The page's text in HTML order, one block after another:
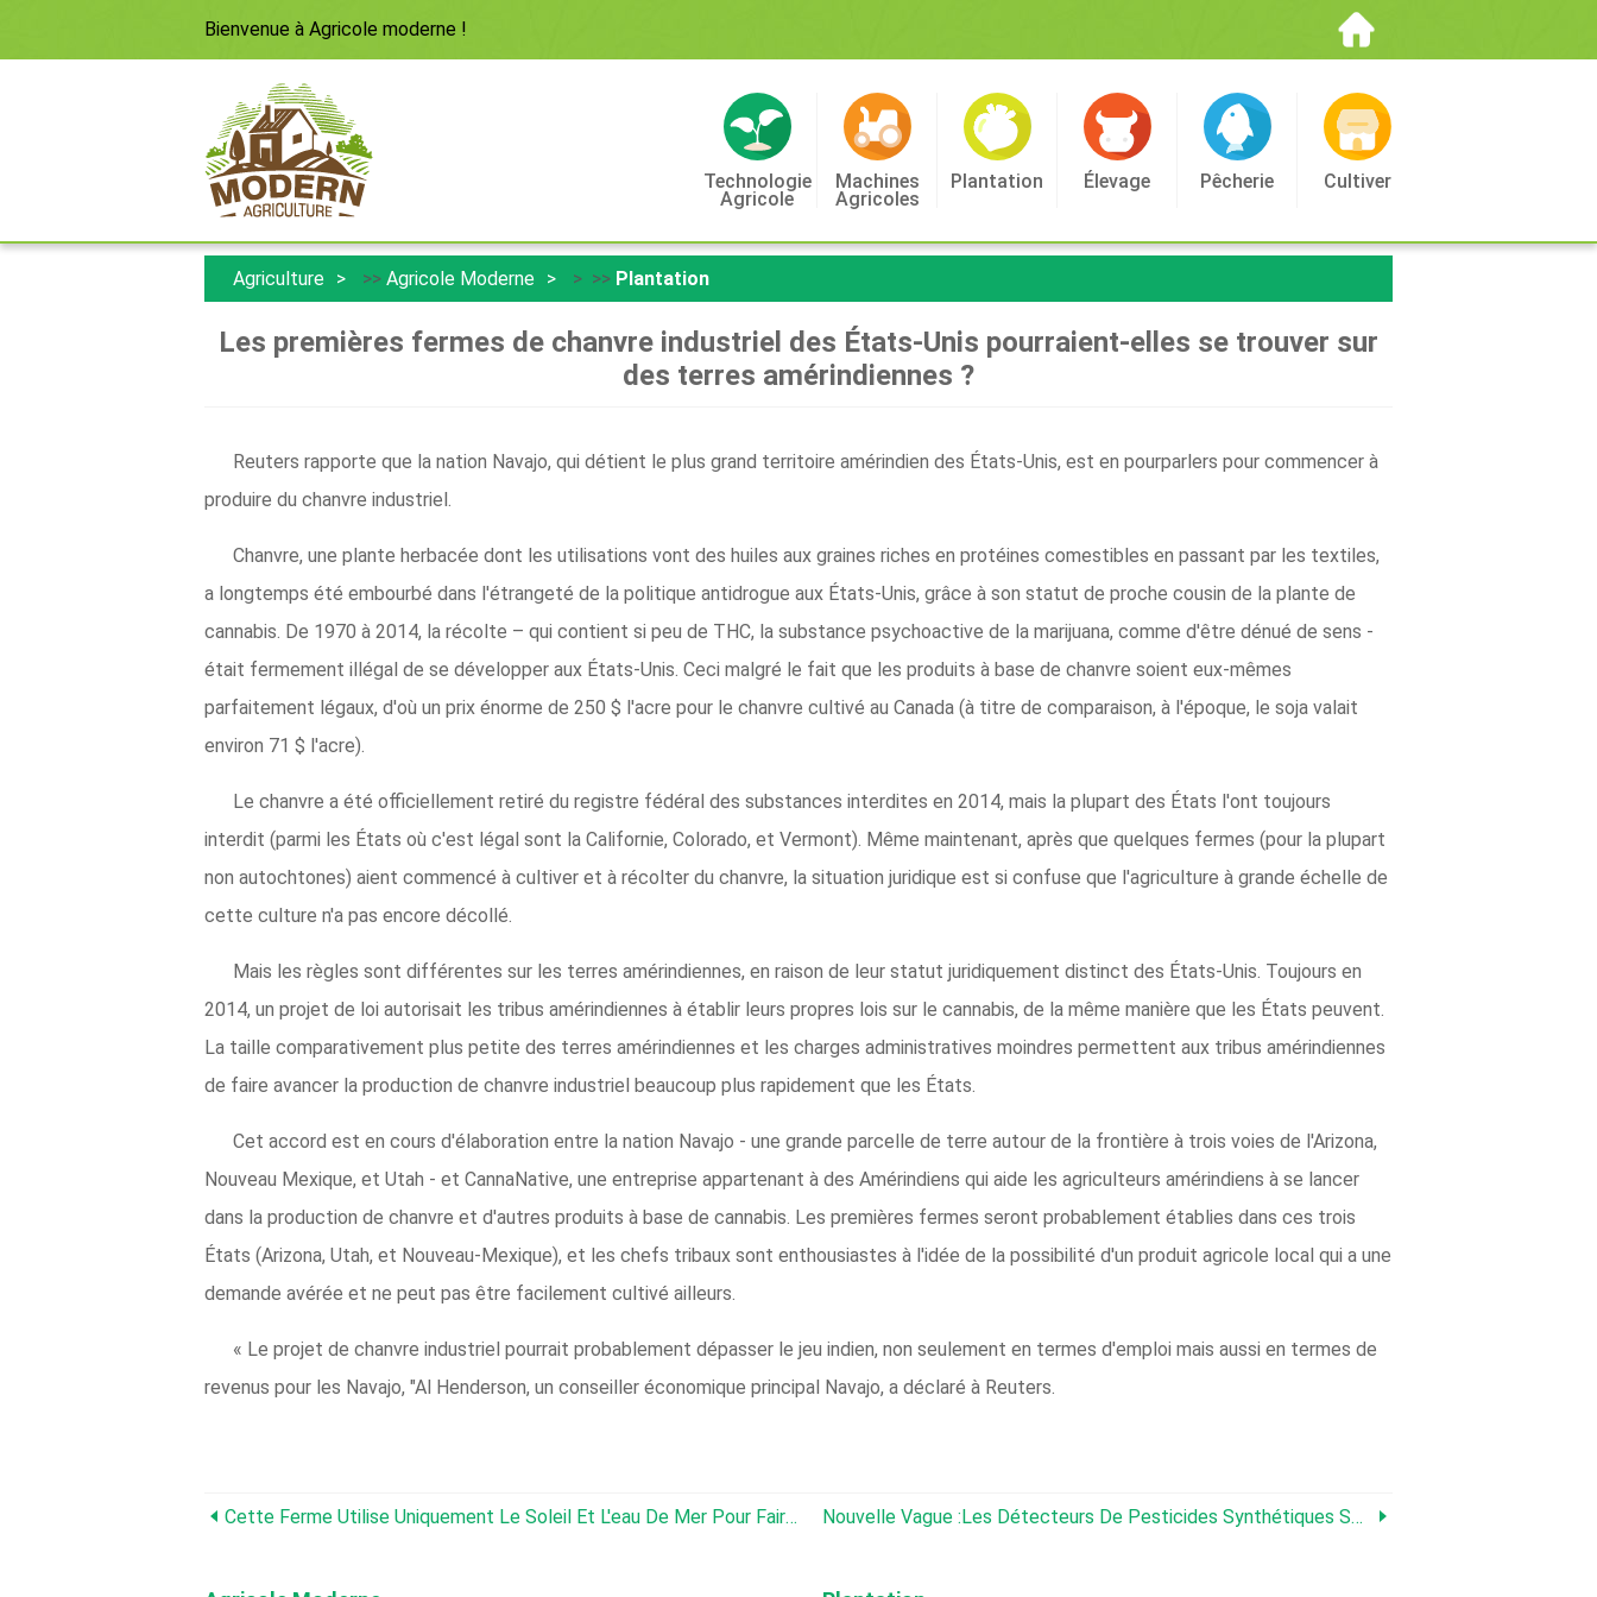
Bienvenue à Agricole moderne !
Technologie
Agricole
Machines
Agricoles
Plantation Élevage Pêcherie Cultiver
Agriculture >> Agricole Moderne > >> Plantation
Les premières fermes de chanvre industriel des États-Unis pourraient-elles se trouver sur
des terres amérindiennes ?
Reuters rapporte que la nation Navajo, qui détient le plus grand territoire amérindien des États-Unis, est en pourparlers pour commencer à
produire du chanvre industriel.
Chanvre, une plante herbacée dont les utilisations vont des huiles aux graines riches en protéines comestibles en passant par les textiles,
a longtemps été embourbé dans l'étrangeté de la politique antidrogue aux États-Unis, grâce à son statut de proche cousin de la plante de
cannabis. De 1970 à 2014, la récolte – qui contient si peu de THC, la substance psychoactive de la marijuana, comme d'être dénué de sens -
était fermement illégal de se développer aux États-Unis. Ceci malgré le fait que les produits à base de chanvre soient eux-mêmes
parfaitement légaux, d'où un prix énorme de 250 $ l'acre pour le chanvre cultivé au Canada (à titre de comparaison, à l'époque, le soja valait
environ 71 $ l'acre).
Le chanvre a été officiellement retiré du registre fédéral des substances interdites en 2014, mais la plupart des États l'ont toujours
interdit (parmi les États où c'est légal sont la Californie, Colorado, et Vermont). Même maintenant, après que quelques fermes (pour la plupart
non autochtones) aient commencé à cultiver et à récolter du chanvre, la situation juridique est si confuse que l'agriculture à grande échelle de
cette culture n'a pas encore décollé.
Mais les règles sont différentes sur les terres amérindiennes, en raison de leur statut juridiquement distinct des États-Unis. Toujours en
2014, un projet de loi autorisait les tribus amérindiennes à établir leurs propres lois sur le cannabis, de la même manière que les États peuvent.
La taille comparativement plus petite des terres amérindiennes et les charges administratives moindres permettent aux tribus amérindiennes
de faire avancer la production de chanvre industriel beaucoup plus rapidement que les États.
Cet accord est en cours d'élaboration entre la nation Navajo - une grande parcelle de terre autour de la frontière à trois voies de l'Arizona,
Nouveau Mexique, et Utah - et CannaNative, une entreprise appartenant à des Amérindiens qui aide les agriculteurs amérindiens à se lancer
dans la production de chanvre et d'autres produits à base de cannabis. Les premières fermes seront probablement établies dans ces trois
États (Arizona, Utah, et Nouveau-Mexique), et les chefs tribaux sont enthousiastes à l'idée de la possibilité d'un produit agricole local qui a une
demande avérée et ne peut pas être facilement cultivé ailleurs.
« Le projet de chanvre industriel pourrait probablement dépasser le jeu indien, non seulement en termes d'emploi mais aussi en termes de
revenus pour les Navajo, "Al Henderson, un conseiller économique principal Navajo, a déclaré à Reuters.
Cette Ferme Utilise Uniquement Le Soleil Et L'eau De Mer Pour Faire Pousser Des Aliments Nouvelle Vague :les Détecteurs De Pesticides Synthétiques Seront Bientôt Là